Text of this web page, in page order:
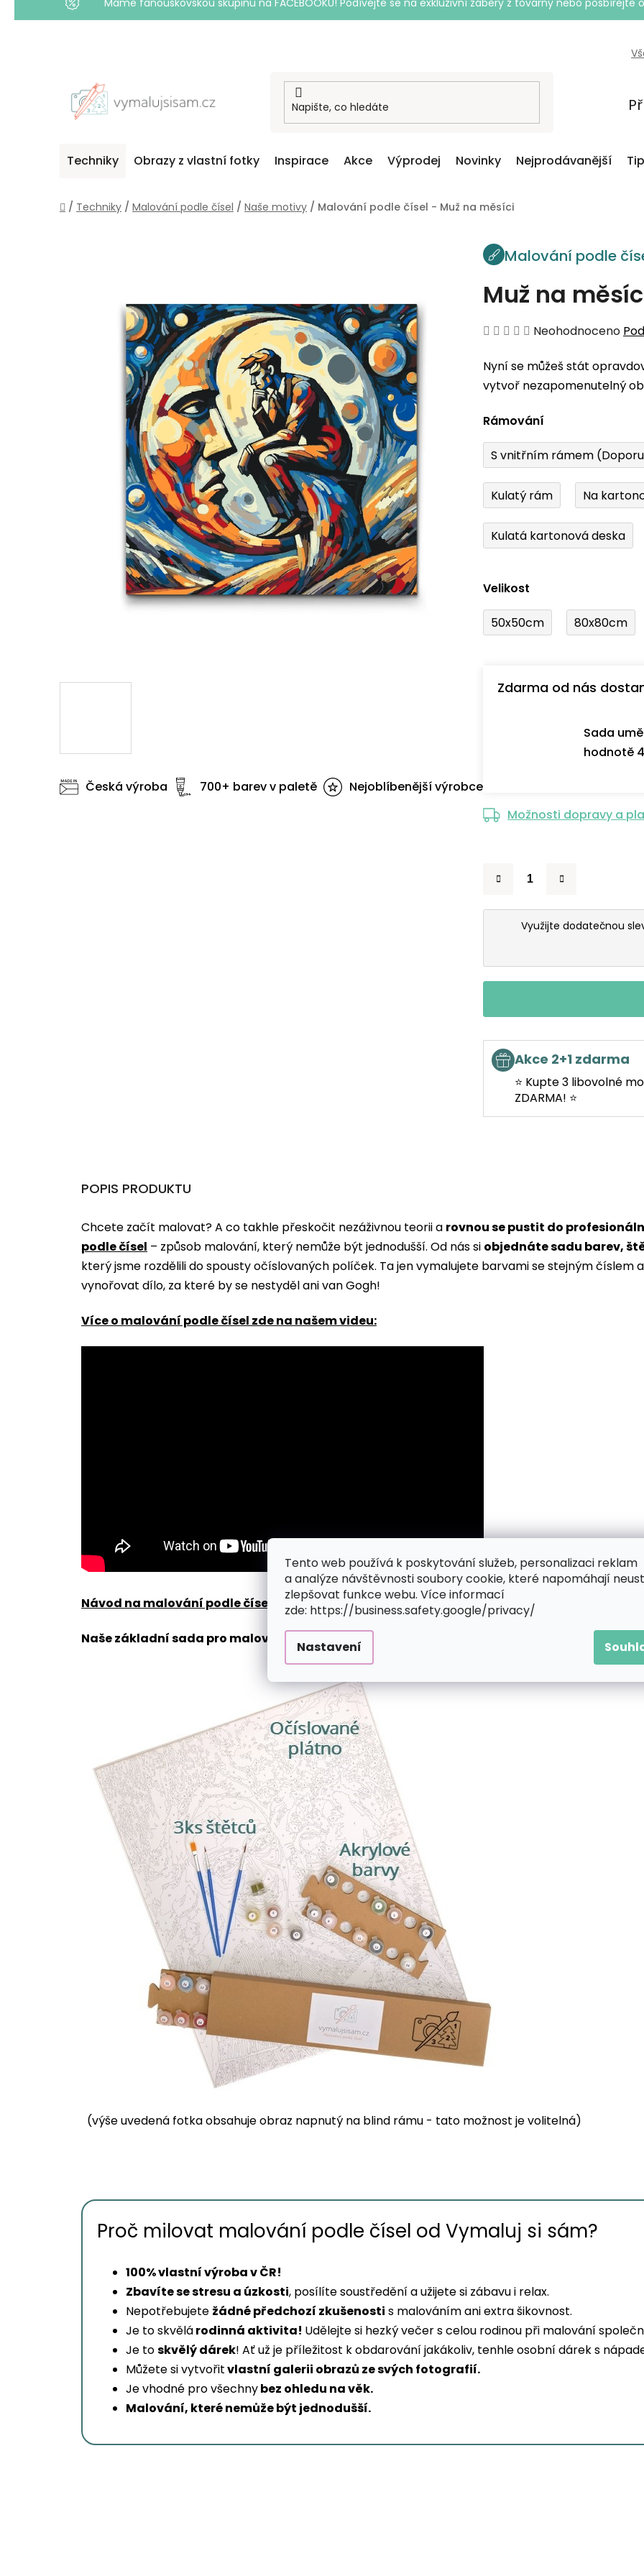
Tento web používá k poskytování služeb, personalizaci reklam
a analýze návštěvnosti soubory cookie, které napomáhají
zlepšovat funkce webu. Více informací
zde: https://business.safety.google/privacy/
Nastavení
Máme fanouškovskou skupinu na FACEBOOKU! Podívejte se na exkluzivní záběry z továrny nebo
Techniky Obrazy z vlastní fotky Inspirace Akce Výprodej Novinky Nejprodávanější
Domů
/ Techniky / Malování podle čísel / Naše motivy / Malování podle čísel - Muž na měsíci
Malování podle
Muž na
Průměrné
produktu
je
z
5
hvězdiček.
Neohodnoceno
Nyní se můžeš stát
vytvoř nezapomenutelný
Rámování
S vnitřním rámem
Kulatý rám Na
Kulatá kartonová deska
Velikost
50x50cm 80x80cm
Zdarma od nás
Sada
hodnotě
Možnosti dopravy a
Využijte dodatečnou
Akce 2+1 zdarma
⭐ Kupte 3 libovolné
ZDARMA! ⭐
Česká výroba 700+ barev v paletě Nejoblíbenější výrobce
POPIS PRODUKTU
Chcete začít malovat? A co takhle přeskočit nezáživnou teorii a rovnou se pustit do
podle čísel ­­– způsob malování, který nemůže být jednodušší. Od nás si objednáte sadu barev,
který jsme rozdělili do spousty očíslovaných políček. Ta jen vymalujete barvami se stejným číslem
vynořovat dílo, za které by se nestyděl ani van Gogh!
Více o malování podle čísel zde na našem videu:
Návod na malování podle čísel zde.
Naše základní sada pro malování podle čísel obsahuje:
(výše uvedená fotka obsahuje obraz napnutý na blind rámu - tato možnost je volitelná)
Proč milovat malování podle čísel od Vymaluj si sám?
100% vlastní výroba v ČR!
Zbavíte se stresu a úzkosti, posílíte soustředění a užijete si zábavu i relax.
Nepotřebujete žádné předchozí zkušenosti s malováním ani extra šikovnost.
Je to skvělárodinná aktivita! Udělejte si hezký večer s celou rodinou při malování
Je toskvělý dárek! Ať už je příležitost k obdarování jakákoliv, tenhle osobní dárek s
Můžete si vytvořitvlastní galerii obrazů ze svých fotografií.
Je vhodné pro všechnybez ohledu na věk.
Malování, které nemůže být jednodušší.